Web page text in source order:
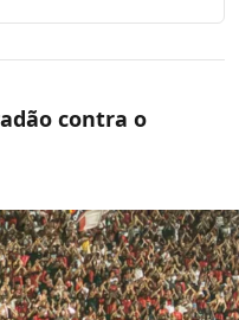
contra o